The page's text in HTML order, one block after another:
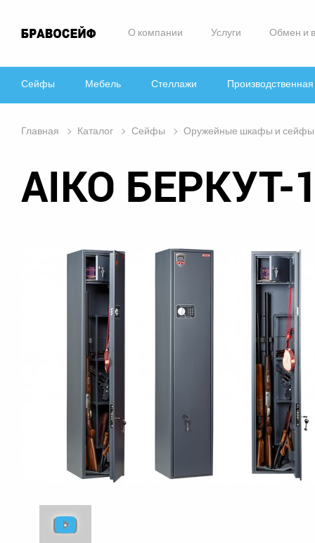
О компании Услуги Обмен и
Сейфы Мебель Стеллажи
Главная Каталог Сейфы Оружейные шкафы и сейфы
AIKO БЕРКУТ-